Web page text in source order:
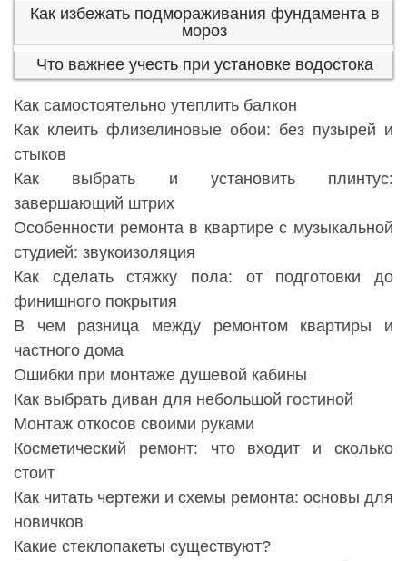
Как избежать подмораживания фундамента в
мороз
Что важнее учесть при установке водостока
Как самостоятельно утеплить балкон
Как клеить флизелиновые обои: без пузырей и
стыков
Как выбрать и установить плинтус:
завершающий штрих
Особенности ремонта в квартире с музыкальной
студией: звукоизоляция
Как сделать стяжку пола: от подготовки до
финишного покрытия
В чем разница между ремонтом квартиры и
частного дома
Ошибки при монтаже душевой кабины
Как выбрать диван для небольшой гостиной
Монтаж откосов своими руками
Косметический ремонт: что входит и сколько
стоит
Как читать чертежи и схемы ремонта: основы для
новичков
Какие стеклопакеты существуют?